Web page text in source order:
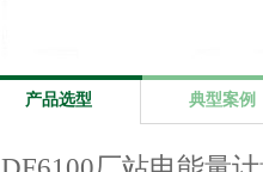
产品选型 典型案例